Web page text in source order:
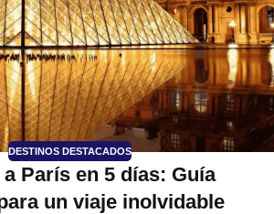
DESTINOS DESTACADOS
París en 5 días: Guía
un viaje inolvidable